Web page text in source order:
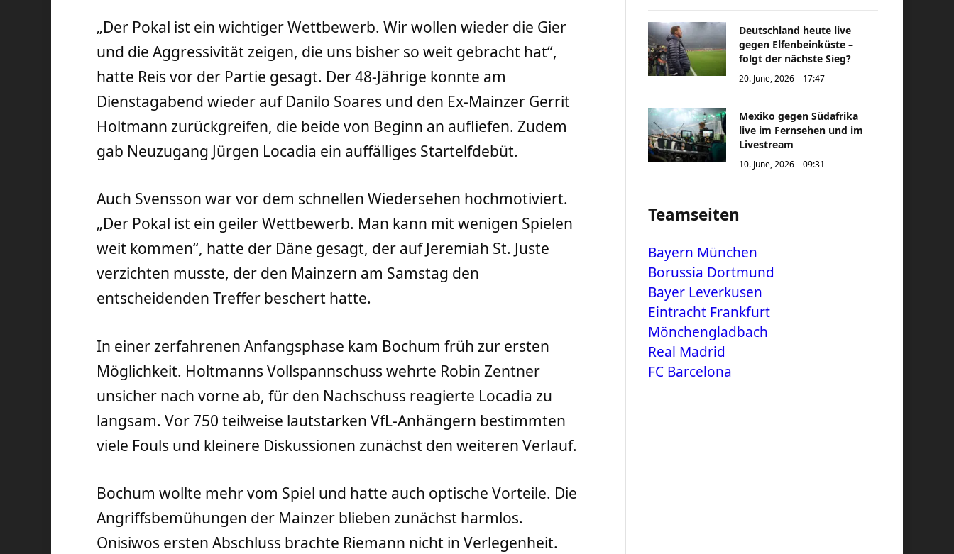
„Der Pokal ist ein wichtiger Wettbewerb. Wir wollen wieder die Gier
und die Aggressivität zeigen, die uns bisher so weit gebracht hat“,
hatte Reis vor der Partie gesagt. Der 48-Jährige konnte am
Dienstagabend wieder auf Danilo Soares und den Ex-Mainzer Gerrit
Holtmann zurückgreifen, die beide von Beginn an aufliefen. Zudem
gab Neuzugang Jürgen Locadia ein auffälliges Startelfdebüt.
Auch Svensson war vor dem schnellen Wiedersehen hochmotiviert.
„Der Pokal ist ein geiler Wettbewerb. Man kann mit wenigen Spielen
weit kommen“, hatte der Däne gesagt, der auf Jeremiah St. Juste
verzichten musste, der den Mainzern am Samstag den
entscheidenden Treffer beschert hatte.
In einer zerfahrenen Anfangsphase kam Bochum früh zur ersten
Möglichkeit. Holtmanns Vollspannschuss wehrte Robin Zentner
unsicher nach vorne ab, für den Nachschuss reagierte Locadia zu
langsam. Vor 750 teilweise lautstarken VfL-Anhängern bestimmten
viele Fouls und kleinere Diskussionen zunächst den weiteren Verlauf.
Bochum wollte mehr vom Spiel und hatte auch optische Vorteile. Die
Angriffsbemühungen der Mainzer blieben zunächst harmlos.
Onisiwos ersten Abschluss brachte Riemann nicht in Verlegenheit.
Deutschland heute live
gegen Elfenbeinküste –
folgt der nächste Sieg?
20. June, 2026 – 17:47
Mexiko gegen Südafrika
live im Fernsehen und im
Livestream
10. June, 2026 – 09:31
Teamseiten
Bayern München
Borussia Dortmund
Bayer Leverkusen
Eintracht Frankfurt
Mönchengladbach
Real Madrid
FC Barcelona